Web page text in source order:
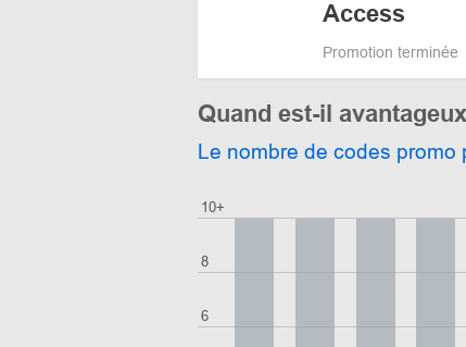
Access
Promotion terminée
Quand est-il
Le nombre de codes promo
6
8
10+